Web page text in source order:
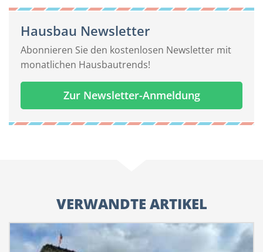
Hausbau Newsletter
Abonnieren Sie den kostenlosen Newsletter mit
monatlichen Hausbautrends!
Zur Newsletter-Anmeldung
VERWANDTE ARTIKEL